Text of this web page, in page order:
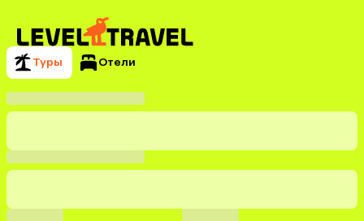
Туры Отели